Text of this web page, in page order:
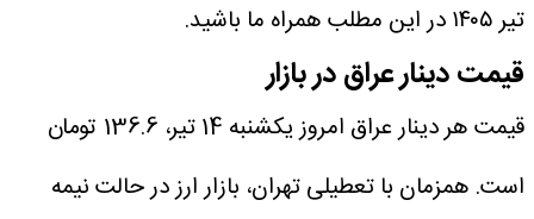
تیر ۱۴۰۵ در این مطلب همراه ما باشید.
قیمت دینار عراق در بازار
قیمت هر دینار عراق امروز یکشنبه 14 تیر، 136.6 تومان
است. همزمان با تعطیلی تهران، بازار ارز در حالت نیمه